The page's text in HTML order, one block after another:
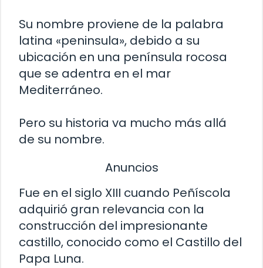
Su nombre proviene de la palabra
latina «peninsula», debido a su
ubicación en una península rocosa
que se adentra en el mar
Mediterráneo.
Pero su historia va mucho más allá
de su nombre.
Anuncios
Fue en el siglo XIII cuando Peñíscola
adquirió gran relevancia con la
construcción del impresionante
castillo, conocido como el Castillo del
Papa Luna.